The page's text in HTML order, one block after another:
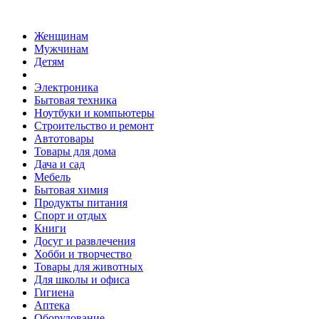
Женщинам
Мужчинам
Детям
Электроника
Бытовая техника
Ноутбуки и компьютеры
Строительство и ремонт
Автотовары
Товары для дома
Дача и сад
Мебель
Бытовая химия
Продукты питания
Спорт и отдых
Книги
Досуг и развлечения
Хобби и творчество
Товары для животных
Для школы и офиса
Гигиена
Аптека